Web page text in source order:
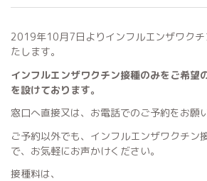
2019年10月7日よりインフルエンザワク
たします。
インフルエンザワクチン接種のみをご希望
を設けております。
窓口へ直接又は、お電話でのご予約をお願
ご予約以外でも、インフルエンザワクチン
で、お気軽にお声かけください。
接種料は、